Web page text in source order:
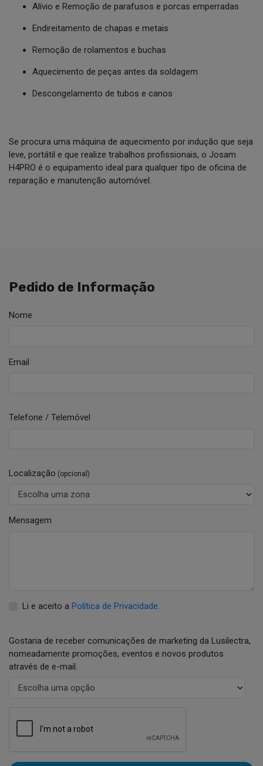
Alívio e Remoção de parafusos e porcas emperradas
Endireitamento de chapas e metais
Remoção de rolamentos e buchas
Aquecimento de peças antes da soldagem
Descongelamento de tubos e canos
Se procura uma máquina de aquecimento por indução que seja
leve, portátil e que realize trabalhos profissionais, o Josam
H4PRO é o equipamento ideal para qualquer tipo de oficina de
reparação e manutenção automóvel.
Pedido de Informação
Nome
Email
Telefone / Telemóvel
Localização (opcional)
Mensagem
Li e aceito a Política de Privacidade.
Gostaria de receber comunicações de marketing da Lusilectra,
nomeadamente promoções, eventos e novos produtos
através de e-mail.